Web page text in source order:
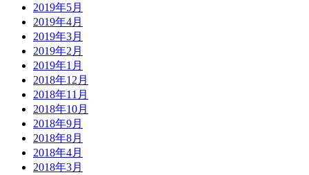
2019年5月
2019年4月
2019年3月
2019年2月
2019年1月
2018年12月
2018年11月
2018年10月
2018年9月
2018年8月
2018年4月
2018年3月